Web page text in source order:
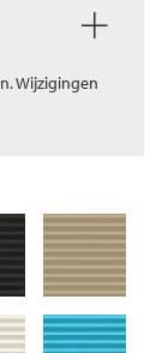
Wijzigingen